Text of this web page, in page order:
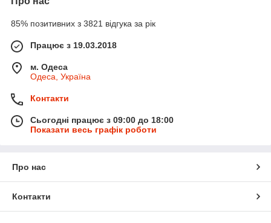
85% позитивних з 3821 відгука за рік
Працює з 19.03.2018
м. Одеса
Одеса, Україна
Контакти
Сьогодні працює з 09:00 до 18:00
Показати весь графік роботи
Про нас
Контакти